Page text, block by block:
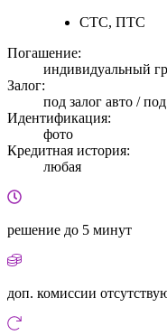
СТС, ПТС
Погашение:
индивидуальный
Залог:
под залог авто /
Идентификация:
фото
Кредитная история:
любая
решение до 5 минут
доп. комиссии